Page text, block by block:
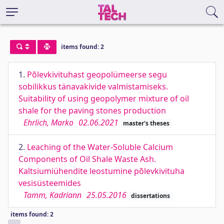
items found: 2
1. Põlevkivituhast geopolümeerse segu
sobilikkus tänavakivide valmistamiseks.
Suitability of using geopolymer mixture of oil
shale for the paving stones production
Ehrlich, Marko 02.06.2021 master's theses
2. Leaching of the Water-Soluble Calcium
Components of Oil Shale Waste Ash.
Kaltsiumiühendite leostumine põlevkivituha
vesisüsteemides
Tamm, Kadriann 25.05.2016 dissertations
items found: 2